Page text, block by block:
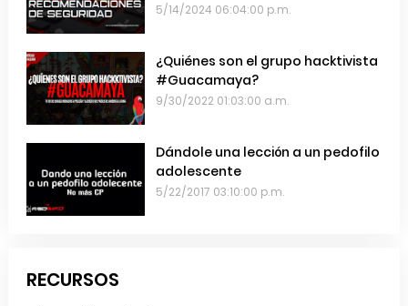
5/14/2024 06:04:00 p.m.
¿Quiénes son el grupo hacktivista
#Guacamaya?
9/30/2022 01:03:00 a.m.
Dándole una lección a un pedofilo
adolescente
5/22/2017 03:10:00 p.m.
RECURSOS